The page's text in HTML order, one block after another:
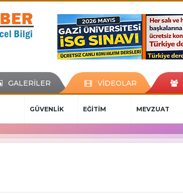
GALERİLER VİDEOLAR
GÜVENLİK EĞİTİM MEVZUAT